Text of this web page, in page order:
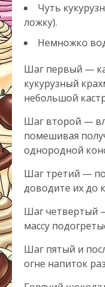
Чуть
ложку).
Немножко
Шаг первый —
кукурузный
небольшой
Шаг второй —
помешивая
однородной
Шаг третий —
доводите их до
Шаг четвертый
массу
Шаг пятый и
огне напиток